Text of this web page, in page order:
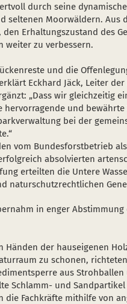
durch seine
seltenen Moorwäldern. Aus
Erhaltungszustand des
weiter zu verbessern.
und die
Eckhard Jäck, Leiter
„Dass wir gleichzeitig
und bewährte
bei der
vom Bundesforstbetrieb
absolvierten
erteilten die Untere
naturschutzrechtlichen
in enger
Händen der hauseigenen
zu schonen,
aus
Schlamm- und
Fachkräfte mithilfe von